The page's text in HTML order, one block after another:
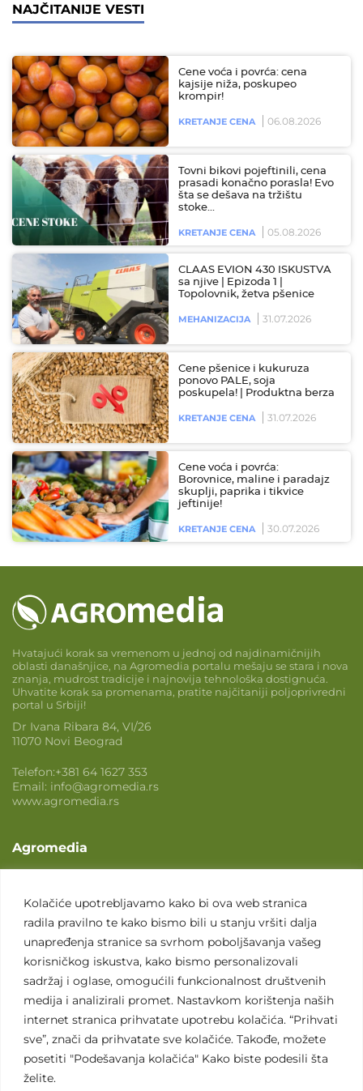
Kolačiće upotrebljavamo kako bi ova web stranica
radila pravilno te kako bismo bili u stanju vršiti dalja
unapređenja stranice sa svrhom poboljšavanja vašeg
korisničkog iskustva, kako bismo personalizovali
sadržaj i oglase, omogućili funkcionalnost društvenih
medija i analizirali promet. Nastavkom korištenja naših
internet stranica prihvatate upotrebu kolačića. “Prihvati
sve”, znači da prihvatate sve kolačiće. Takođe, možete
posetiti "Podešavanja kolačića" Kako biste podesili šta
želite.
NAJČITANIJE VESTI
Cene voća i povrća: cena
kajsije niža, poskupeo
krompir!
KRETANJE CENA 06.08.2026
Tovni bikovi pojeftinili, cena
prasadi konačno porasla! Evo
šta se dešava na tržištu
stoke…
KRETANJE CENA 05.08.2026
CLAAS EVION 430 ISKUSTVA
sa njive | Epizoda 1 |
Topolovnik, žetva pšenice
MEHANIZACIJA 31.07.2026
Cene pšenice i kukuruza
ponovo PALE, soja
poskupela! | Produktna berza
KRETANJE CENA 31.07.2026
Cene voća i povrća:
Borovnice, maline i paradajz
skuplji, paprika i tikvice
jeftinije!
KRETANJE CENA 30.07.2026
Hvatajući korak sa vremenom u jednoj od najdinamičnijih
oblasti današnjice, na Agromedia portalu mešaju se stara i nova
znanja, mudrost tradicije i najnovija tehnološka dostignuća.
Uhvatite korak sa promenama, pratite najčitaniji poljoprivredni
portal u Srbiji!
Dr Ivana Ribara 84, VI/26
11070 Novi Beograd
Telefon:+381 64 1627 353
Email: info@agromedia.rs
www.agromedia.rs
Agromedia
Svet poljoprivrede
Marketing usluge
Tražimo saradnike
Kontakt
Kontakt